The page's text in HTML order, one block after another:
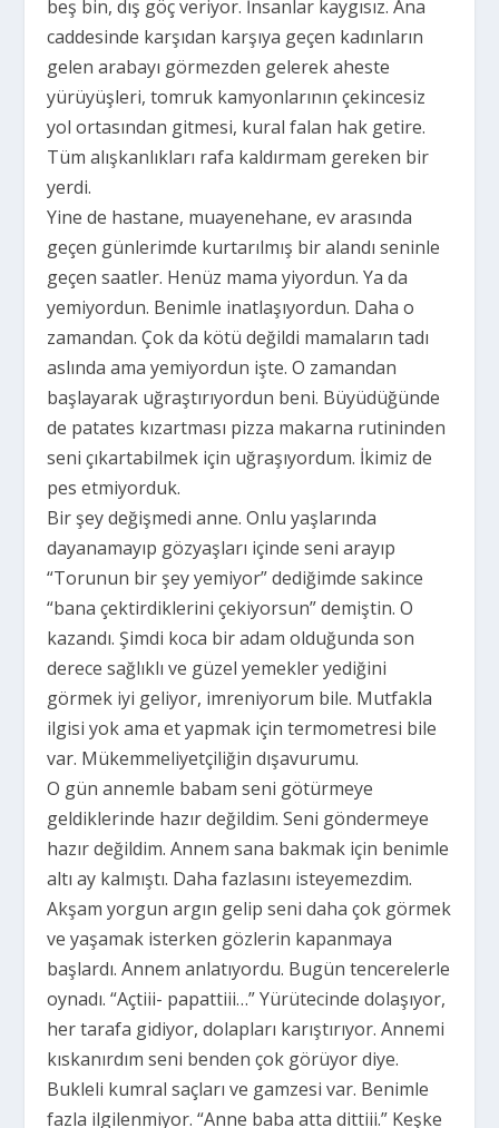
beş bin, dış göç veriyor. İnsanlar kaygısız. Ana
caddesinde karşıdan karşıya geçen kadınların
gelen arabayı görmezden gelerek aheste
yürüyüşleri, tomruk kamyonlarının çekincesiz
yol ortasından gitmesi, kural falan hak getire.
Tüm alışkanlıkları rafa kaldırmam gereken bir
yerdi.
Yine de hastane, muayenehane, ev arasında
geçen günlerimde kurtarılmış bir alandı seninle
geçen saatler. Henüz mama yiyordun. Ya da
yemiyordun. Benimle inatlaşıyordun. Daha o
zamandan. Çok da kötü değildi mamaların tadı
aslında ama yemiyordun işte. O zamandan
başlayarak uğraştırıyordun beni. Büyüdüğünde
de patates kızartması pizza makarna rutininden
seni çıkartabilmek için uğraşıyordum. İkimiz de
pes etmiyorduk.
Bir şey değişmedi anne. Onlu yaşlarında
dayanamayıp gözyaşları içinde seni arayıp
“Torunun bir şey yemiyor” dediğimde sakince
“bana çektirdiklerini çekiyorsun” demiştin. O
kazandı. Şimdi koca bir adam olduğunda son
derece sağlıklı ve güzel yemekler yediğini
görmek iyi geliyor, imreniyorum bile. Mutfakla
ilgisi yok ama et yapmak için termometresi bile
var. Mükemmeliyetçiliğin dışavurumu.
O gün annemle babam seni götürmeye
geldiklerinde hazır değildim. Seni göndermeye
hazır değildim. Annem sana bakmak için benimle
altı ay kalmıştı. Daha fazlasını isteyemezdim.
Akşam yorgun argın gelip seni daha çok görmek
ve yaşamak isterken gözlerin kapanmaya
başlardı. Annem anlatıyordu. Bugün tencerelerle
oynadı. “Açtiii- papattiii…” Yürütecinde dolaşıyor,
her tarafa gidiyor, dolapları karıştırıyor. Annemi
kıskanırdım seni benden çok görüyor diye.
Bukleli kumral saçları ve gamzesi var. Benimle
fazla ilgilenmiyor. “Anne baba atta dittiii.” Keşke